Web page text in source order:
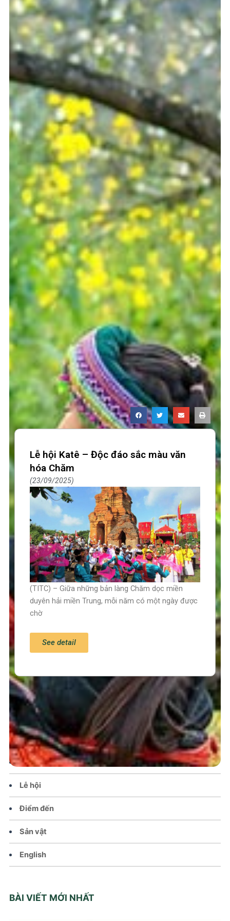
Trang chủ
Tin tức – Sự kiện
Chính sách
Văn hoá – Đời sống
Lễ hội
Điểm đến
Sản vật
English
BÀI VIẾT MỚI NHẤT
Lễ hội Katê – Độc đáo sắc màu văn
hóa Chăm
23/09/2025
(TITC) – Giữa những bản làng Chăm dọc miền
duyên hải miền Trung, mỗi năm có một ngày được
chờ
See detail